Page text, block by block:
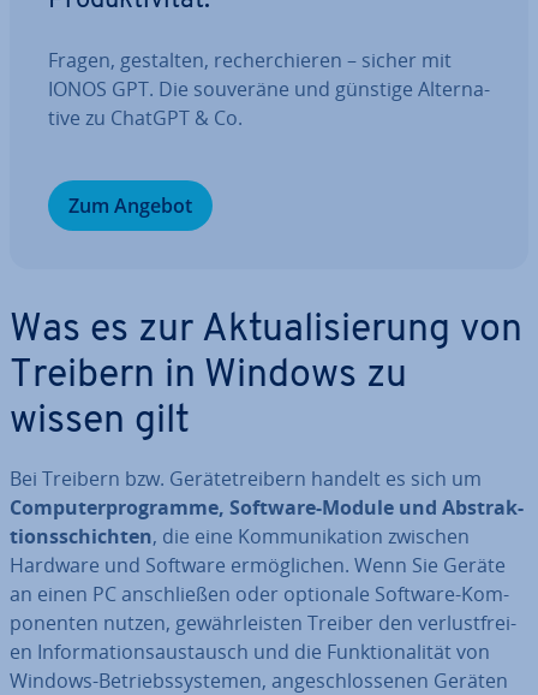
Fragen, gestalten, re­cher­chie­ren – sicher mit
IONOS GPT. Die souveräne und günstige Al­ter­na­
ti­ve zu ChatGPT & Co.
Zum Angebot
Was es zur Ak­tua­li­sie­rung von
Treibern in Windows zu
wissen gilt
Bei Treibern bzw. Ge­rä­te­trei­bern handelt es sich um
Com­pu­ter­pro­gram­me, Software-Module und Abs­trak­
ti­ons­schich­ten, die eine Kom­mu­ni­ka­ti­on zwischen
Hardware und Software er­mög­li­chen. Wenn Sie Geräte
an einen PC an­schlie­ßen oder optionale Software-Kom­
po­nen­ten nutzen, ge­währ­leis­ten Treiber den ver­lust­frei­
en In­for­ma­ti­ons­aus­tausch und die Funk­tio­na­li­tät von
Windows-Be­triebs­sys­te­men, an­ge­schlos­se­nen Geräten